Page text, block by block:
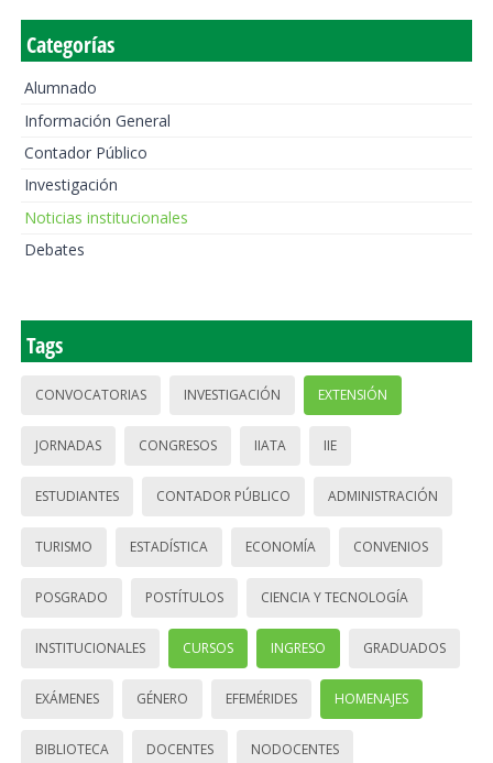
Categorías
Alumnado
Información General
Contador Público
Investigación
Noticias institucionales
Debates
Tags
CONVOCATORIAS INVESTIGACIÓN EXTENSIÓN
JORNADAS CONGRESOS IIATA IIE
ESTUDIANTES CONTADOR PÚBLICO ADMINISTRACIÓN
TURISMO ESTADÍSTICA ECONOMÍA CONVENIOS
POSGRADO POSTÍTULOS CIENCIA Y TECNOLOGÍA
INSTITUCIONALES CURSOS INGRESO GRADUADOS
EXÁMENES GÉNERO EFEMÉRIDES HOMENAJES
BIBLIOTECA DOCENTES NODOCENTES